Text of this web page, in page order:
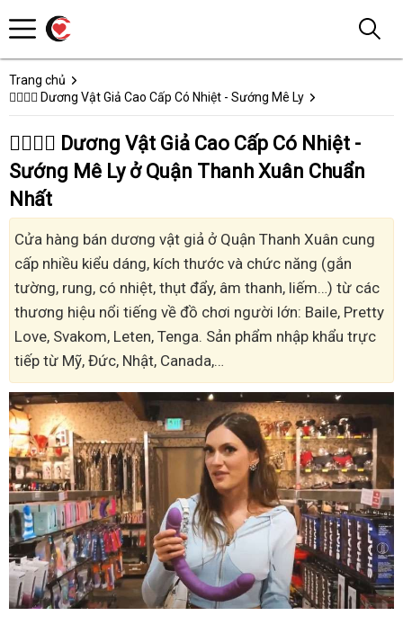
Trang chủ
👩‍❤️‍💋‍👨 Dương Vật Giả Cao Cấp Có Nhiệt - Sướng Mê Ly
👩‍❤️‍💋‍👨 Dương Vật Giả Cao Cấp Có Nhiệt -
Sướng Mê Ly ở Quận Thanh Xuân Chuẩn
Nhất
Cửa hàng bán dương vật giả ở Quận Thanh Xuân cung
cấp nhiều kiểu dáng, kích thước và chức năng (gắn
tường, rung, có nhiệt, thụt đẩy, âm thanh, liếm…) từ các
thương hiệu nổi tiếng về đồ chơi người lớn: Baile, Pretty
Love, Svakom, Leten, Tenga. Sản phẩm nhập khẩu trực
tiếp từ Mỹ, Đức, Nhật, Canada,…